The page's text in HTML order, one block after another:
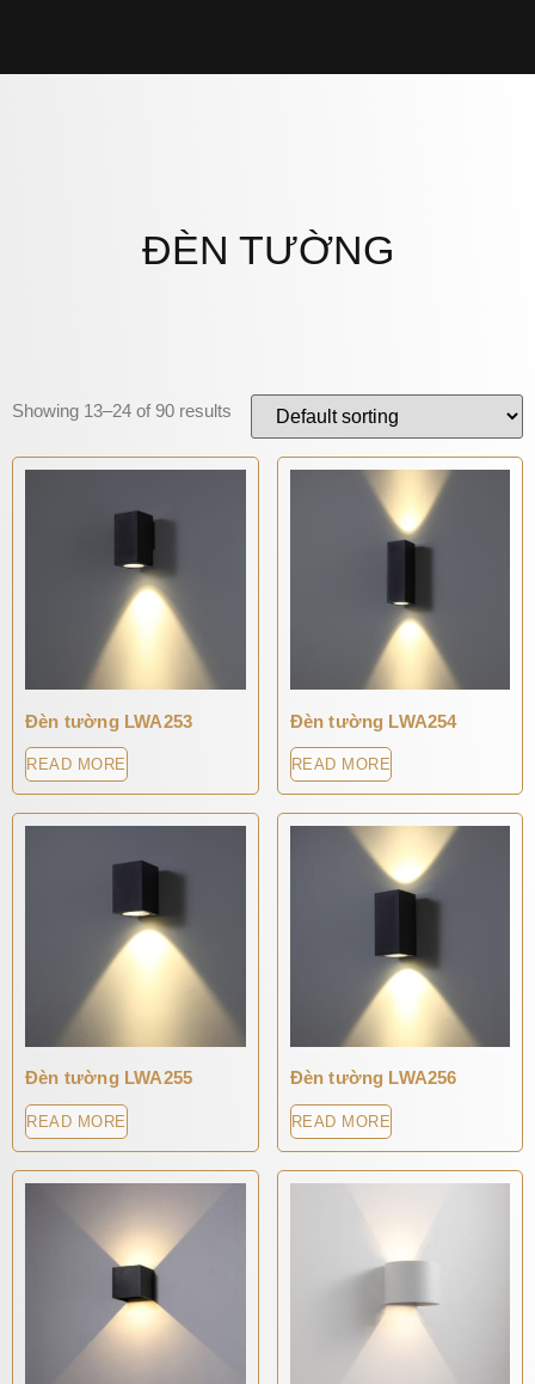
ĐÈN TƯỜNG
Showing 13–24 of 90 results
Đèn tường LWA253
READ MORE
Đèn tường LWA254
READ MORE
Đèn tường LWA255
READ MORE
Đèn tường LWA256
READ MORE